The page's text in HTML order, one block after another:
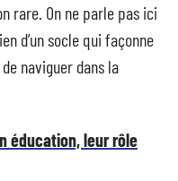
rare. On ne parle pas ici
d’un socle qui façonne
naviguer dans la
éducation, leur rôle